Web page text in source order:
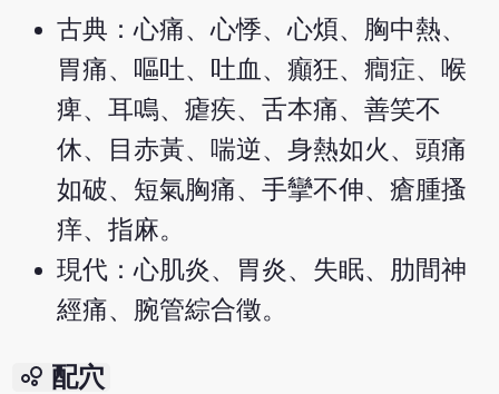
古典：心痛、心悸、心煩、胸中熱、
胃痛、嘔吐、吐血、癲狂、癎症、喉
痺、耳鳴、瘧疾、舌本痛、善笑不
休、目赤黃、喘逆、身熱如火、頭痛
如破、短氣胸痛、手攣不伸、瘡腫搔
痒、指麻。
現代：心肌炎、胃炎、失眠、肋間神
經痛、腕管綜合徵。
bubble_chart 配穴